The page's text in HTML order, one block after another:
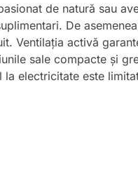
de natură sau
De
Ventilația activă
sale compacte și
la electricitate este